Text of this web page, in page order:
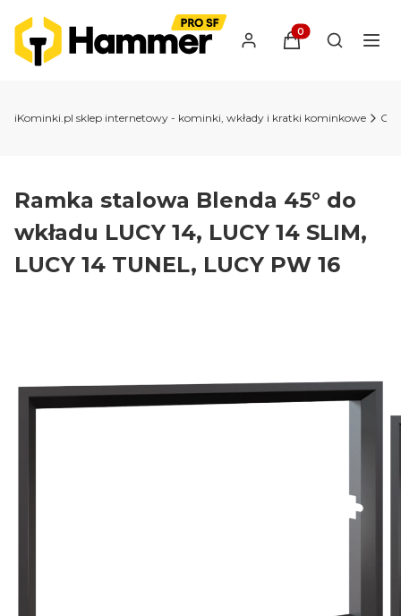
Produkty w
Otwórz
iKominki.pl sklep internetowy - kominki, wkłady i kratki kominkowe
Ramka stalowa Blenda 45° do
wkładu LUCY 14, LUCY 14 SLIM,
LUCY 14 TUNEL, LUCY PW 16